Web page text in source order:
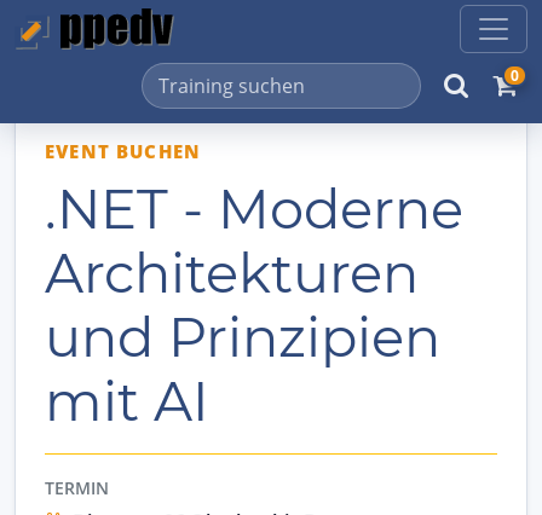
0
EVENT BUCHEN
.NET - Moderne
Architekturen
und Prinzipien
mit AI
TERMIN